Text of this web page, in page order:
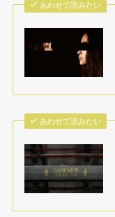
あわせて読みたい
あわせて読みたい